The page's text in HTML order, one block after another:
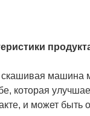
машина
которая
и может быть